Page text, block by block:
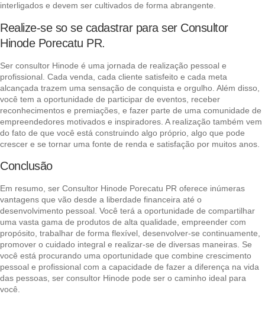
interligados e devem ser cultivados de forma abrangente.
Realize-se so se cadastrar para ser Consultor
Hinode Porecatu PR.
Ser consultor Hinode é uma jornada de realização pessoal e
profissional. Cada venda, cada cliente satisfeito e cada meta
alcançada trazem uma sensação de conquista e orgulho. Além disso,
você tem a oportunidade de participar de eventos, receber
reconhecimentos e premiações, e fazer parte de uma comunidade de
empreendedores motivados e inspiradores. A realização também vem
do fato de que você está construindo algo próprio, algo que pode
crescer e se tornar uma fonte de renda e satisfação por muitos anos.
Conclusão
Em resumo, ser Consultor Hinode Porecatu PR oferece inúmeras
vantagens que vão desde a liberdade financeira até o
desenvolvimento pessoal. Você terá a oportunidade de compartilhar
uma vasta gama de produtos de alta qualidade, empreender com
propósito, trabalhar de forma flexível, desenvolver-se continuamente,
promover o cuidado integral e realizar-se de diversas maneiras. Se
você está procurando uma oportunidade que combine crescimento
pessoal e profissional com a capacidade de fazer a diferença na vida
das pessoas, ser consultor Hinode pode ser o caminho ideal para
você.